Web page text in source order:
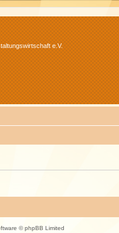
e.V.
© phpBB Limited